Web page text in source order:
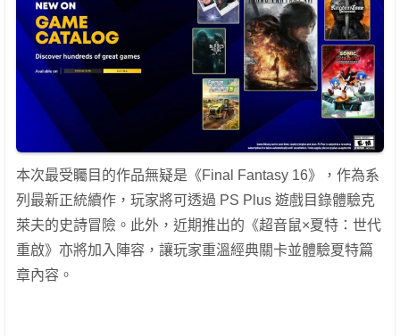
本次最受矚目的作品無疑是《Final Fantasy 16》，作為系
列最新正統續作，玩家將可透過 PS Plus 遊戲目錄體驗克
萊夫的史詩冒險。此外，近期推出的《超音鼠×夏特：世代
重啟》亦將加入陣容，讓玩家重溫經典關卡並體驗夏特篇
章內容。